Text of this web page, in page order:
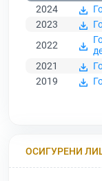
2024
2023
2022
2021
2019
ОСИГУРЕНИ